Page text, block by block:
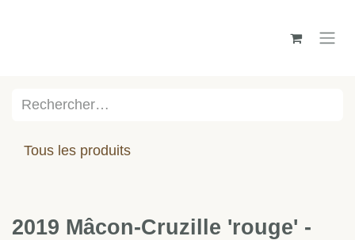
Tous les produits
2019 Mâcon-Cruzille 'rouge' -